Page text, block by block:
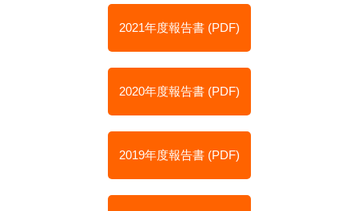
2021年度報告書 (PDF)
2020年度報告書 (PDF)
2019年度報告書 (PDF)